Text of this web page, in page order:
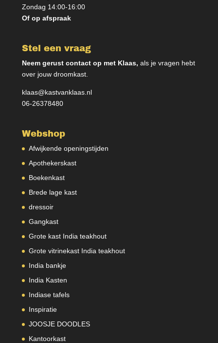
Zondag 14:00-16:00
Of op afspraak
Stel een vraag
Neem gerust contact op met Klaas, als je vragen hebt
over jouw droomkast.
klaas@kastvanklaas.nl
06-26378480
Webshop
Afwijkende openingstijden
Apothekerskast
Boekenkast
Brede lage kast
dressoir
Gangkast
Grote kast India teakhout
Grote vitrinekast India teakhout
India bankje
India Kasten
Indiase tafels
Inspiratie
JOOSJE DOODLES
Kantoorkast